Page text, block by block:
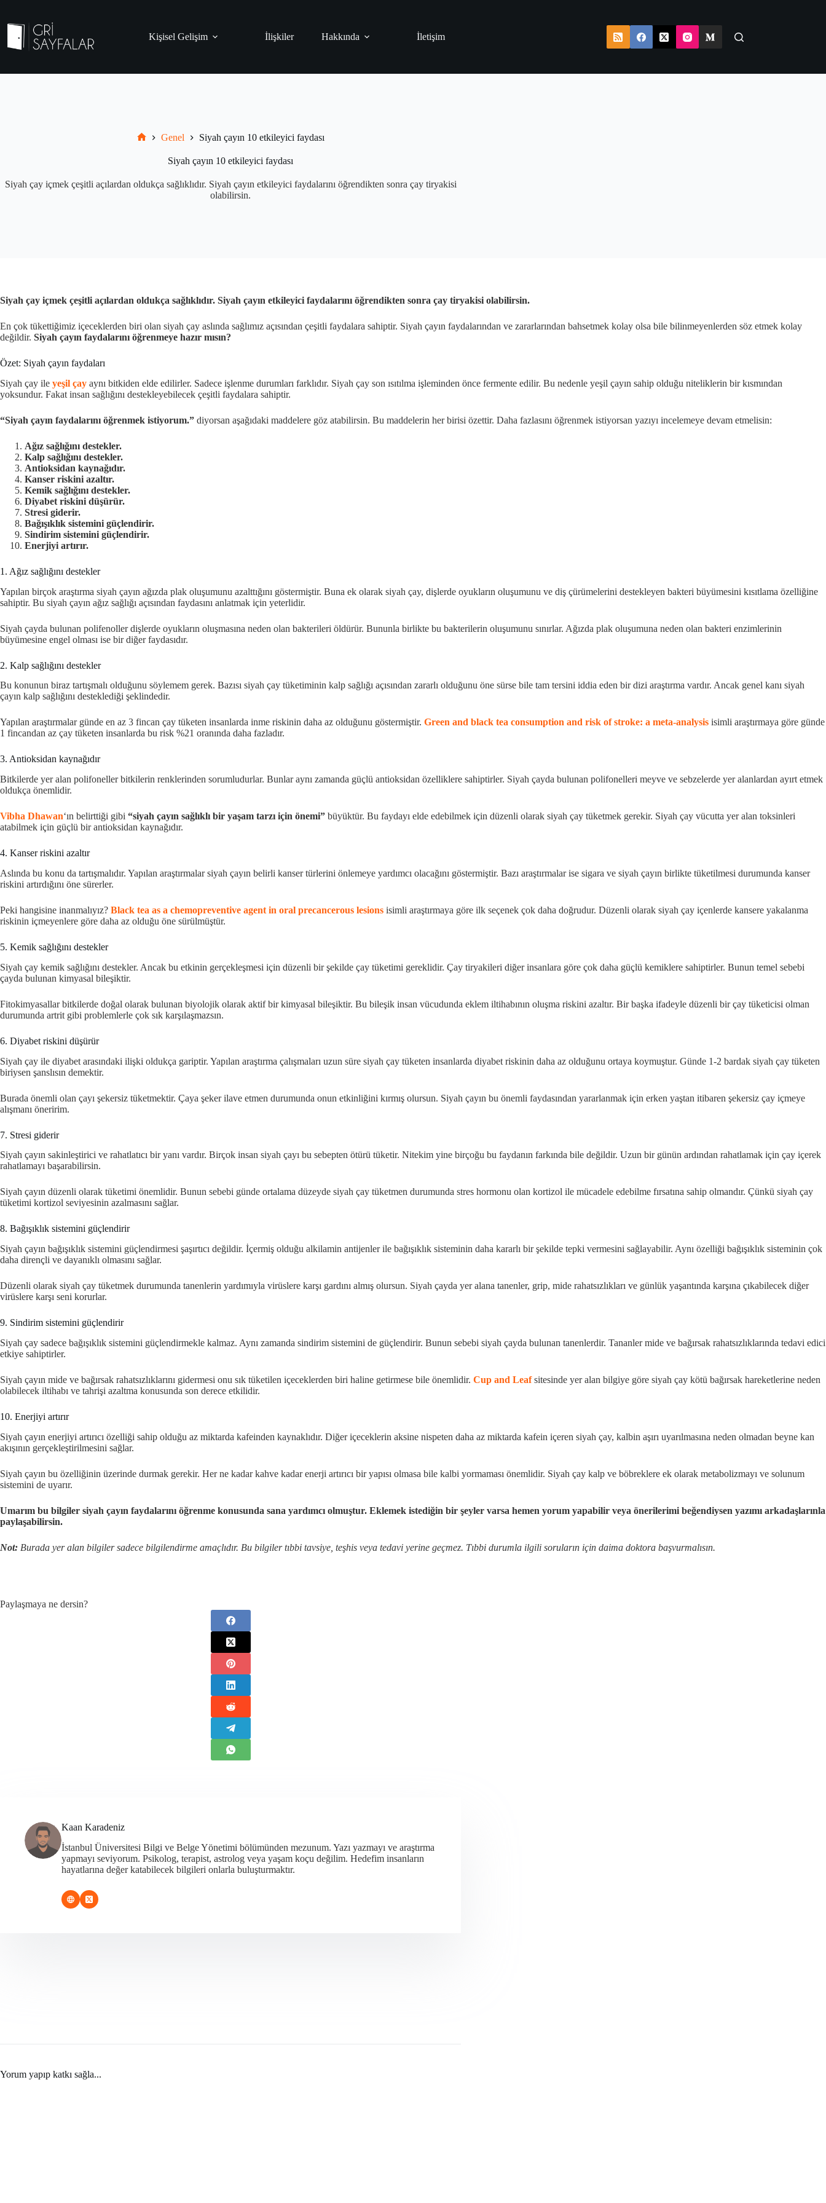
content
Kişisel Gelişim
İlişkiler Hakkında İletişim
Genel Siyah çayın 10 etkileyici faydası
Siyah çayın 10 etkileyici faydası
Siyah çay içmek çeşitli açılardan oldukça sağlıklıdır. Siyah çayın etkileyici faydalarını öğrendikten sonra çay tiryakisi
olabilirsin.
Siyah çay içmek çeşitli açılardan oldukça sağlıklıdır. Siyah çayın etkileyici faydalarını öğrendikten sonra çay tiryakisi olabilirsin.
En çok tükettiğimiz içeceklerden biri olan siyah çay aslında sağlımız açısından çeşitli faydalara sahiptir. Siyah çayın faydalarından ve zararlarından bahsetmek kolay olsa bile bilinmeyenlerden söz etmek kolay
değildir. Siyah çayın faydalarını öğrenmeye hazır mısın?
Özet: Siyah çayın faydaları
Siyah çay ile yeşil çay aynı bitkiden elde edilirler. Sadece işlenme durumları farklıdır. Siyah çay son ısıtılma işleminden önce fermente edilir. Bu nedenle yeşil çayın sahip olduğu niteliklerin bir kısmından
yoksundur. Fakat insan sağlığını destekleyebilecek çeşitli faydalara sahiptir.
“Siyah çayın faydalarını öğrenmek istiyorum.” diyorsan aşağıdaki maddelere göz atabilirsin. Bu maddelerin her birisi özettir. Daha fazlasını öğrenmek istiyorsan yazıyı incelemeye devam etmelisin:
Ağız sağlığını destekler.
Kalp sağlığını destekler.
Antioksidan kaynağıdır.
Kanser riskini azaltır.
Kemik sağlığını destekler.
Diyabet riskini düşürür.
Stresi giderir.
Bağışıklık sistemini güçlendirir.
Sindirim sistemini güçlendirir.
Enerjiyi artırır.
1. Ağız sağlığını destekler
Yapılan birçok araştırma siyah çayın ağızda plak oluşumunu azalttığını göstermiştir. Buna ek olarak siyah çay, dişlerde oyukların oluşumunu ve diş çürümelerini destekleyen bakteri büyümesini kısıtlama özelliğine
sahiptir. Bu siyah çayın ağız sağlığı açısından faydasını anlatmak için yeterlidir.
Siyah çayda bulunan polifenoller dişlerde oyukların oluşmasına neden olan bakterileri öldürür. Bununla birlikte bu bakterilerin oluşumunu sınırlar. Ağızda plak oluşumuna neden olan bakteri enzimlerinin
büyümesine engel olması ise bir diğer faydasıdır.
2. Kalp sağlığını destekler
Bu konunun biraz tartışmalı olduğunu söylemem gerek. Bazısı siyah çay tüketiminin kalp sağlığı açısından zararlı olduğunu öne sürse bile tam tersini iddia eden bir dizi araştırma vardır. Ancak genel kanı siyah
çayın kalp sağlığını desteklediği şeklindedir.
Yapılan araştırmalar günde en az 3 fincan çay tüketen insanlarda inme riskinin daha az olduğunu göstermiştir. Green and black tea consumption and risk of stroke: a meta-analysis isimli araştırmaya göre günde
1 fincandan az çay tüketen insanlarda bu risk %21 oranında daha fazladır.
3. Antioksidan kaynağıdır
Bitkilerde yer alan polifoneller bitkilerin renklerinden sorumludurlar. Bunlar aynı zamanda güçlü antioksidan özelliklere sahiptirler. Siyah çayda bulunan polifonelleri meyve ve sebzelerde yer alanlardan ayırt etmek
oldukça önemlidir.
Vibha Dhawan‘ın belirttiği gibi “siyah çayın sağlıklı bir yaşam tarzı için önemi” büyüktür. Bu faydayı elde edebilmek için düzenli olarak siyah çay tüketmek gerekir. Siyah çay vücutta yer alan toksinleri
atabilmek için güçlü bir antioksidan kaynağıdır.
4. Kanser riskini azaltır
Aslında bu konu da tartışmalıdır. Yapılan araştırmalar siyah çayın belirli kanser türlerini önlemeye yardımcı olacağını göstermiştir. Bazı araştırmalar ise sigara ve siyah çayın birlikte tüketilmesi durumunda kanser
riskini artırdığını öne sürerler.
Peki hangisine inanmalıyız? Black tea as a chemopreventive agent in oral precancerous lesions isimli araştırmaya göre ilk seçenek çok daha doğrudur. Düzenli olarak siyah çay içenlerde kansere yakalanma
riskinin içmeyenlere göre daha az olduğu öne sürülmüştür.
5. Kemik sağlığını destekler
Siyah çay kemik sağlığını destekler. Ancak bu etkinin gerçekleşmesi için düzenli bir şekilde çay tüketimi gereklidir. Çay tiryakileri diğer insanlara göre çok daha güçlü kemiklere sahiptirler. Bunun temel sebebi
çayda bulunan kimyasal bileşiktir.
Fitokimyasallar bitkilerde doğal olarak bulunan biyolojik olarak aktif bir kimyasal bileşiktir. Bu bileşik insan vücudunda eklem iltihabının oluşma riskini azaltır. Bir başka ifadeyle düzenli bir çay tüketicisi olman
durumunda artrit gibi problemlerle çok sık karşılaşmazsın.
6. Diyabet riskini düşürür
Siyah çay ile diyabet arasındaki ilişki oldukça gariptir. Yapılan araştırma çalışmaları uzun süre siyah çay tüketen insanlarda diyabet riskinin daha az olduğunu ortaya koymuştur. Günde 1-2 bardak siyah çay tüketen
biriysen şanslısın demektir.
Burada önemli olan çayı şekersiz tüketmektir. Çaya şeker ilave etmen durumunda onun etkinliğini kırmış olursun. Siyah çayın bu önemli faydasından yararlanmak için erken yaştan itibaren şekersiz çay içmeye
alışmanı öneririm.
7. Stresi giderir
Siyah çayın sakinleştirici ve rahatlatıcı bir yanı vardır. Birçok insan siyah çayı bu sebepten ötürü tüketir. Nitekim yine birçoğu bu faydanın farkında bile değildir. Uzun bir günün ardından rahatlamak için çay içerek
rahatlamayı başarabilirsin.
Siyah çayın düzenli olarak tüketimi önemlidir. Bunun sebebi günde ortalama düzeyde siyah çay tüketmen durumunda stres hormonu olan kortizol ile mücadele edebilme fırsatına sahip olmandır. Çünkü siyah çay
tüketimi kortizol seviyesinin azalmasını sağlar.
8. Bağışıklık sistemini güçlendirir
Siyah çayın bağışıklık sistemini güçlendirmesi şaşırtıcı değildir. İçermiş olduğu alkilamin antijenler ile bağışıklık sisteminin daha kararlı bir şekilde tepki vermesini sağlayabilir. Aynı özelliği bağışıklık sisteminin çok
daha dirençli ve dayanıklı olmasını sağlar.
Düzenli olarak siyah çay tüketmek durumunda tanenlerin yardımıyla virüslere karşı gardını almış olursun. Siyah çayda yer alana tanenler, grip, mide rahatsızlıkları ve günlük yaşantında karşına çıkabilecek diğer
virüslere karşı seni korurlar.
9. Sindirim sistemini güçlendirir
Siyah çay sadece bağışıklık sistemini güçlendirmekle kalmaz. Aynı zamanda sindirim sistemini de güçlendirir. Bunun sebebi siyah çayda bulunan tanenlerdir. Tananler mide ve bağırsak rahatsızlıklarında tedavi edici
etkiye sahiptirler.
Siyah çayın mide ve bağırsak rahatsızlıklarını gidermesi onu sık tüketilen içeceklerden biri haline getirmese bile önemlidir. Cup and Leafsitesinde yer alan bilgiye göre siyah çay kötü bağırsak hareketlerine neden
olabilecek iltihabı ve tahrişi azaltma konusunda son derece etkilidir.
10. Enerjiyi artırır
Siyah çayın enerjiyi artırıcı özelliği sahip olduğu az miktarda kafeinden kaynaklıdır. Diğer içeceklerin aksine nispeten daha az miktarda kafein içeren siyah çay, kalbin aşırı uyarılmasına neden olmadan beyne kan
akışının gerçekleştirilmesini sağlar.
Siyah çayın bu özelliğinin üzerinde durmak gerekir. Her ne kadar kahve kadar enerji artırıcı bir yapısı olmasa bile kalbi yormaması önemlidir. Siyah çay kalp ve böbreklere ek olarak metabolizmayı ve solunum
sistemini de uyarır.
Umarım bu bilgiler siyah çayın faydalarını öğrenme konusunda sana yardımcı olmuştur. Eklemek istediğin bir şeyler varsa hemen yorum yapabilir veya önerilerimi beğendiysen yazımı arkadaşlarınla
paylaşabilirsin.
Not: Burada yer alan bilgiler sadece bilgilendirme amaçlıdır. Bu bilgiler tıbbi tavsiye, teşhis veya tedavi yerine geçmez. Tıbbi durumla ilgili soruların için daima doktora başvurmalısın.
Paylaşmaya ne dersin?
Kaan Karadeniz
İstanbul Üniversitesi Bilgi ve Belge Yönetimi bölümünden mezunum. Yazı yazmayı ve araştırma
yapmayı seviyorum. Psikolog, terapist, astrolog veya yaşam koçu değilim. Hedefim insanların
hayatlarına değer katabilecek bilgileri onlarla buluşturmaktır.
Yorum yapıp katkı sağla...